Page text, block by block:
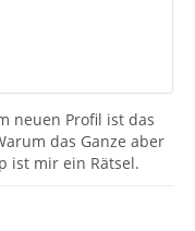
neuen Profil ist das
das Ganze aber
ist mir ein Rätsel.